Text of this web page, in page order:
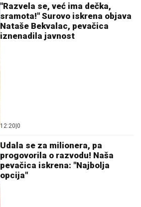
"Razvela se, već ima dečka,
sramota!" Surovo iskrena objava
Nataše Bekvalac, pevačica
iznenadila javnost
12:20|0
Udala se za milionera, pa
progovorila o razvodu! Naša
pevačica iskrena: "Najbolja
opcija"